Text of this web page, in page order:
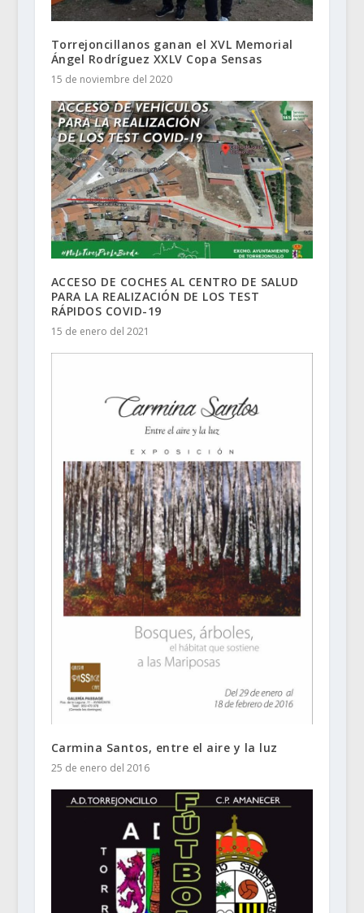
Torrejoncillanos ganan el XVL Memorial
Ángel Rodríguez XXLV Copa Sensas
15 de noviembre del 2020
ACCESO DE COCHES AL CENTRO DE SALUD
PARA LA REALIZACIÓN DE LOS TEST
RÁPIDOS COVID-19
15 de enero del 2021
Carmina Santos, entre el aire y la luz
25 de enero del 2016